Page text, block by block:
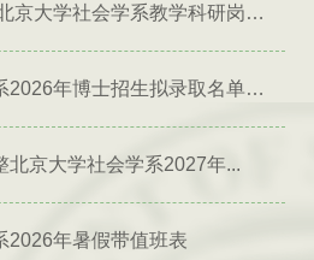
2026年北京大学社会学系教学科研岗位招聘启事
社会学系2026年博士招生拟录取名单公示（专项）
北京大学社会学系2027年...
2026年暑假带值班表